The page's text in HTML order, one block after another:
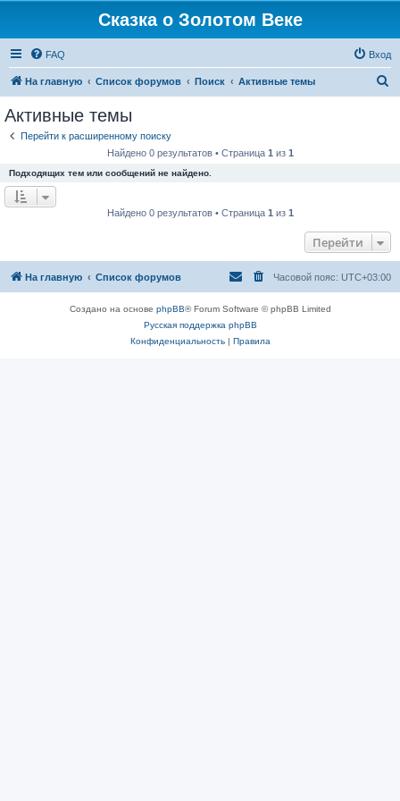
Сказка о Золотом Веке
FAQ Вход
На главную Список форумов Поиск Активные темы
Активные темы
Перейти к расширенному поиску
Найдено 0 результатов • Страница 1 из 1
Подходящих тем или сообщений не найдено.
Найдено 0 результатов • Страница 1 из 1
Перейти
На главную Список форумов Часовой пояс: UTC+03:00
Создано на основе phpBB® Forum Software © phpBB Limited
Русская поддержка phpBB
Конфиденциальность| Правила